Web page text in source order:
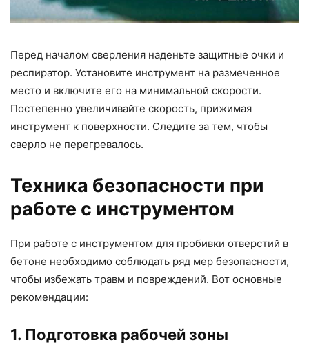
Перед началом сверления наденьте защитные очки и
респиратор. Установите инструмент на размеченное
место и включите его на минимальной скорости.
Постепенно увеличивайте скорость, прижимая
инструмент к поверхности. Следите за тем, чтобы
сверло не перегревалось.
Техника безопасности при
работе с инструментом
При работе с инструментом для пробивки отверстий в
бетоне необходимо соблюдать ряд мер безопасности,
чтобы избежать травм и повреждений. Вот основные
рекомендации:
1. Подготовка рабочей зоны